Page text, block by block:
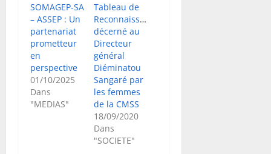
SOMAGEP-SA
– ASSEP : Un
partenariat
prometteur
en
perspective
01/10/2025
Dans
"MEDIAS"
Tableau de
Reconnaissance
décerné au
Directeur
général
Diéminatou
Sangaré par
les femmes
de la CMSS
18/09/2020
Dans
"SOCIETE"